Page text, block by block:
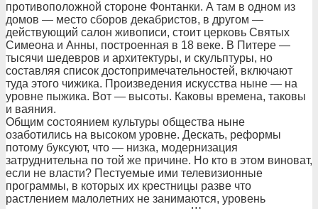
противоположной стороне Фонтанки. А там в одном из
домов — место сборов декабристов, в другом —
действующий салон живописи, стоит церковь Святых
Симеона и Анны, построенная в 18 веке. В Питере —
тысячи шедевров и архитектуры, и скульптуры, но
составляя список достопримечательностей, включают
туда этого чижика. Произведения искусства ныне — на
уровне пыжика. Вот — высоты. Каковы времена, таковы
и ваяния.
Общим состоянием культуры общества ныне
озаботились на высоком уровне. Дескать, реформы
потому буксуют, что — низка, модернизация
затруднительна по той же причине. Но кто в этом виноват,
если не власти? Пестуемые ими телевизионные
программы, в которых их крестницы разве что
растлением малолетних не занимаются, уровень